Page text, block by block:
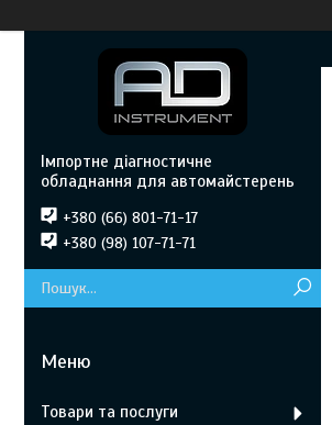
Імпортне діагностичне
обладнання для автомайстерень
+380 (66) 801-71-17
+380 (98) 107-71-71
Товари та послуги